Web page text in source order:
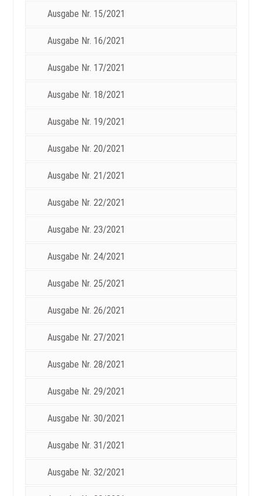
Ausgabe Nr. 15/2021
Ausgabe Nr. 16/2021
Ausgabe Nr. 17/2021
Ausgabe Nr. 18/2021
Ausgabe Nr. 19/2021
Ausgabe Nr. 20/2021
Ausgabe Nr. 21/2021
Ausgabe Nr. 22/2021
Ausgabe Nr. 23/2021
Ausgabe Nr. 24/2021
Ausgabe Nr. 25/2021
Ausgabe Nr. 26/2021
Ausgabe Nr. 27/2021
Ausgabe Nr. 28/2021
Ausgabe Nr. 29/2021
Ausgabe Nr. 30/2021
Ausgabe Nr. 31/2021
Ausgabe Nr. 32/2021